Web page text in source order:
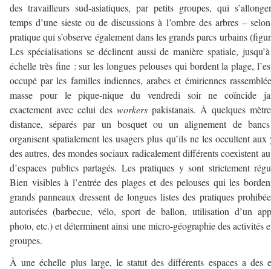
des travailleurs sud-asiatiques, par petits groupes, qui
temps d’une sieste ou de discussions à l’ombre des arbres –
pratique qui s’observe également dans les grands parcs urbains
Les spécialisations se déclinent aussi de manière spatiale,
échelle très fine : sur les longues pelouses qui bordent la plage,
occupé par les familles indiennes, arabes et émiriennes
masse pour le pique-nique du vendredi soir ne coïncide
exactement avec celui des workers pakistanais. À quelques
distance, séparés par un bosquet ou un alignement de
organisent spatialement les usagers plus qu’ils ne les occultent aux
des autres, des mondes sociaux radicalement différents coexistent
d’espaces publics partagés. Les pratiques y sont strictement
Bien visibles à l’entrée des plages et des pelouses qui les
grands panneaux dressent de longues listes des pratiques
autorisées (barbecue, vélo, sport de ballon, utilisation d’un
photo, etc.) et déterminent ainsi une micro-géographie des activités
groupes.
À une échelle plus large, le statut des différents espaces a des